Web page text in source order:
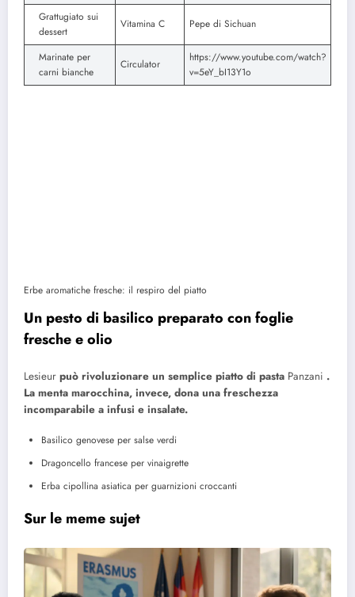
Grattugiato sui
dessert
Vitamina C Pepe di Sichuan
Marinate per
carni bianche
Circulator
https://www.youtube.com/watch?
v=5eY_bI13Y1o
Erbe aromatiche fresche: il respiro del piatto
Un pesto di basilico preparato con foglie
fresche e olio
Lesieur può rivoluzionare un semplice piatto di pasta Panzani .
La menta marocchina, invece, dona una freschezza
incomparabile a infusi e insalate.
Basilico genovese per salse verdi
Dragoncello francese per vinaigrette
Erba cipollina asiatica per guarnizioni croccanti
Sur le meme sujet